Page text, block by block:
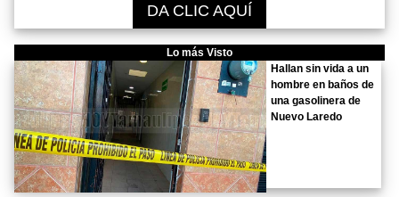
DA CLIC AQUÍ
Lo más Visto
Hallan sin vida a un
hombre en baños de
una gasolinera de
Nuevo Laredo